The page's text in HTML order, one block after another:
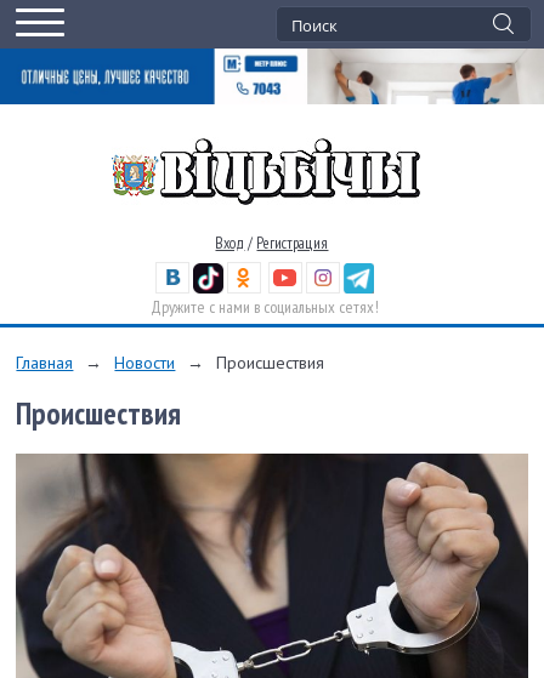
Вход / Регистрация
Дружите с нами в социальных сетях!
Главная → Новости → Происшествия
Происшествия